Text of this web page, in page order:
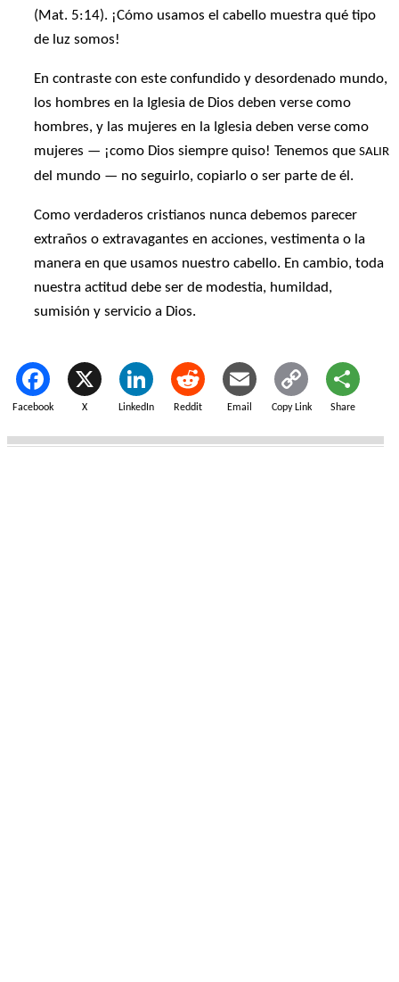
(Mat. 5:14). ¡Cómo usamos el cabello muestra qué tipo
de luz somos!
En contraste con este confundido y desordenado mundo,
los hombres en la Iglesia de Dios deben verse como
hombres, y las mujeres en la Iglesia deben verse como
mujeres — ¡como Dios siempre quiso! Tenemos queSALIR
del mundo — no seguirlo, copiarlo o ser parte de él.
Como verdaderos cristianos nunca debemos parecer
extraños o extravagantes en acciones, vestimenta o la
manera en que usamos nuestro cabello. En cambio, toda
nuestra actitud debe ser de modestia, humildad,
sumisión y servicio a Dios.
Facebook X LinkedIn Reddit Email Copy Link Share